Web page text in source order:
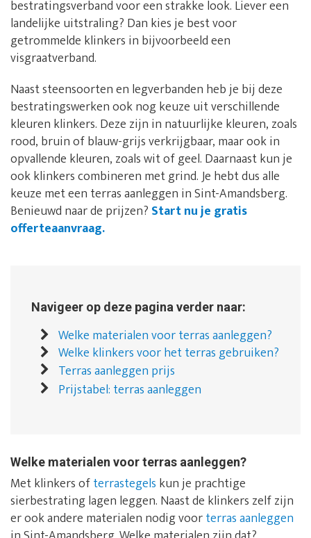
bestratingsverband voor een strakke look. Liever een
landelijke uitstraling? Dan kies je best voor
getrommelde klinkers in bijvoorbeeld een
visgraatverband.
Naast steensoorten en legverbanden heb je bij deze
bestratingswerken ook nog keuze uit verschillende
kleuren klinkers. Deze zijn in natuurlijke kleuren, zoals
rood, bruin of blauw-grijs verkrijgbaar, maar ook in
opvallende kleuren, zoals wit of geel. Daarnaast kun je
ook klinkers combineren met grind. Je hebt dus alle
keuze met een terras aanleggen in Sint-Amandsberg.
Benieuwd naar de prijzen? Start nu je gratis
offerteaanvraag.
Navigeer op deze pagina verder naar:
Welke materialen voor terras aanleggen?
Welke klinkers voor het terras gebruiken?
Terras aanleggen prijs
Prijstabel: terras aanleggen
Welke materialen voor terras aanleggen?
Met klinkers ofterrastegels kun je prachtige
sierbestrating lagen leggen. Naast de klinkers zelf zijn
er ook andere materialen nodig voorterras aanleggen